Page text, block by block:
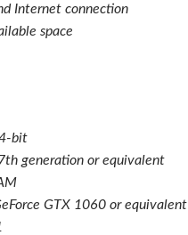
Internet connection
space
bit
generation or equivalent
GTX 1060 or equivalent